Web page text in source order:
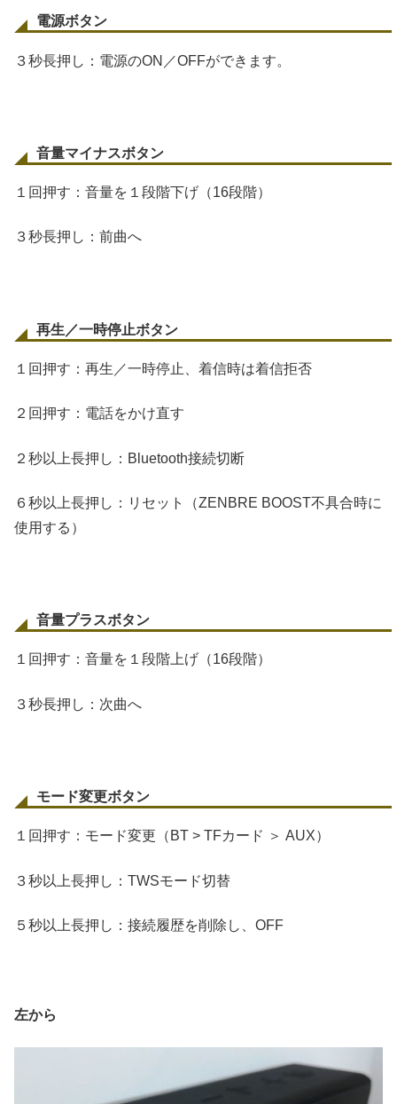
電源ボタン
３秒長押し：電源のON／OFFができます。
音量マイナスボタン
１回押す：音量を１段階下げ（16段階）
３秒長押し：前曲へ
再生／一時停止ボタン
１回押す：再生／一時停止、着信時は着信拒否
２回押す：電話をかけ直す
２秒以上長押し：Bluetooth接続切断
６秒以上長押し：リセット（ZENBRE BOOST不具合時に
使用する）
音量プラスボタン
１回押す：音量を１段階上げ（16段階）
３秒長押し：次曲へ
モード変更ボタン
１回押す：モード変更（BT > TFカード ＞ AUX）
３秒以上長押し：TWSモード切替
５秒以上長押し：接続履歴を削除し、OFF
左から